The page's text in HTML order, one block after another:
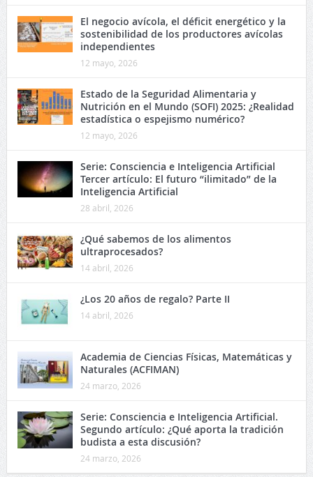
El negocio avícola, el déficit energético y la
sostenibilidad de los productores avícolas
independientes
12 mayo, 2026
Estado de la Seguridad Alimentaria y
Nutrición en el Mundo (SOFI) 2025: ¿Realidad
estadística o espejismo numérico?
12 mayo, 2026
Serie: Consciencia e Inteligencia Artificial
Tercer artículo: El futuro “ilimitado” de la
Inteligencia Artificial
28 abril, 2026
¿Qué sabemos de los alimentos
ultraprocesados?
14 abril, 2026
¿Los 20 años de regalo? Parte II
14 abril, 2026
Academia de Ciencias Físicas, Matemáticas y
Naturales (ACFIMAN)
24 marzo, 2026
Serie: Consciencia e Inteligencia Artificial.
Segundo artículo: ¿Qué aporta la tradición
budista a esta discusión?
24 marzo, 2026